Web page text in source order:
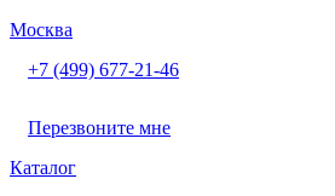
Москва
+7 (499) 677-21-46
Перезвоните мне
Каталог